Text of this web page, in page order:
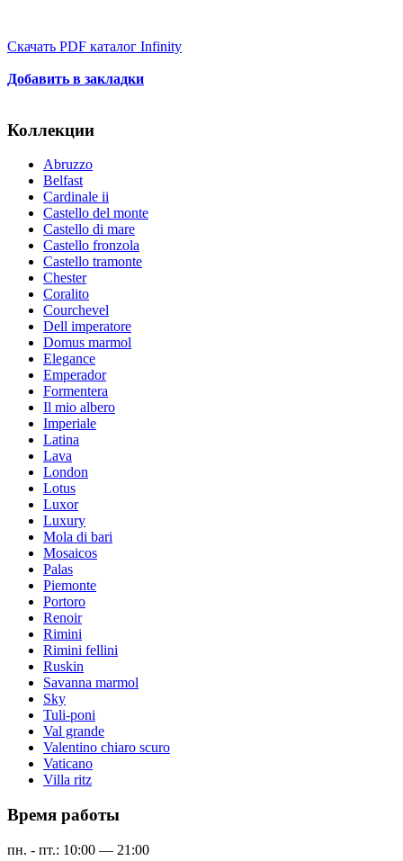
Скачать PDF каталог Infinity
Добавить в закладки
Коллекции
Abruzzo
Belfast
Cardinale ii
Castello del monte
Castello di mare
Castello fronzola
Castello tramonte
Chester
Coralito
Courchevel
Dell imperatore
Domus marmol
Elegance
Emperador
Formentera
Il mio albero
Imperiale
Latina
Lava
London
Lotus
Luxor
Luxury
Mola di bari
Mosaicos
Palas
Piemonte
Portoro
Renoir
Rimini
Rimini fellini
Ruskin
Savanna marmol
Sky
Tuli-poni
Val grande
Valentino chiaro scuro
Vaticano
Villa ritz
Время работы
пн. - пт.: 10:00 — 21:00